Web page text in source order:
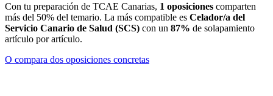
Con tu preparación de TCAE Canarias, 1 oposiciones comparten
más del 50% del temario. La más compatible es Celador/a del
Servicio Canario de Salud (SCS) con un 87% de solapamiento
artículo por artículo.
O compara dos oposiciones concretas